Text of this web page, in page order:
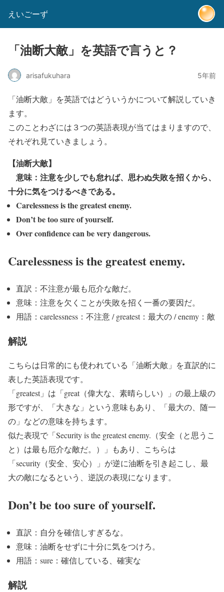
えいごーず
「油断大敵」を英語で言うと？
arisafukuhara 5年前
「油断大敵 」を英語ではどういうかについて解説していき
ます。
このことわざには３つの英語表現が当てはまりますので、
それぞれ見ていきましょう。
【油断大敵】
意味： 注意を少しでも怠れば、思わぬ失敗を招くから、
十分に気をつけるべきである。
Carelessness is the greatest enemy.
Don’t be too sure of yourself.
Over confidence can be very dangerous.
Carelessness is the greatest enemy.
直訳：不注意が最も厄介な敵だ。
意味：注意を欠くことが失敗を招く一番の要因だ。
用語：carelessness：不注意 / greatest：最大の / enemy：敵
解説
こちらは日常的にも使われている「油断大敵」を直訳的に
表した英語表現です。
「greatest」は「great（偉大な、素晴らしい）」の最上級の
形ですが、「大きな」という意味もあり、「最大の、随一
の」などの意味を持ちます。
似た表現で「Security is the greatest enemy.（安全（と思うこ
と）は最も厄介な敵だ。）」もあり、こちらは
「security（安全、安心）」が逆に油断を引き起こし、最
大の敵になるという、逆説の表現になります。
Don’t be too sure of yourself.
直訳：自分を確信しすぎるな。
意味：油断をせずに十分に気をつけろ。
用語：sure：確信している、確実な
解説